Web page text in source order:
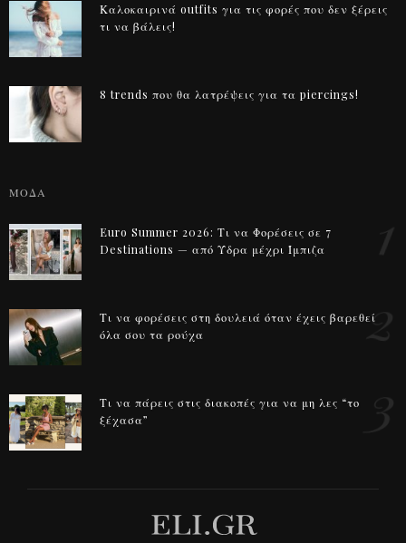
Καλοκαιρινά outfits για τις φορές που δεν ξέρεις
τι να βάλεις!
8 trends που θα λατρέψεις για τα piercings!
ΜΟΔΑ
Euro Summer 2026: Τι να Φορέσεις σε 7
Destinations — από Ύδρα μέχρι Ίμπιζα
Τι να φορέσεις στη δουλειά όταν έχεις βαρεθεί
όλα σου τα ρούχα
2
Τι να πάρεις στις διακοπές για να μη λες “το
ξέχασα”